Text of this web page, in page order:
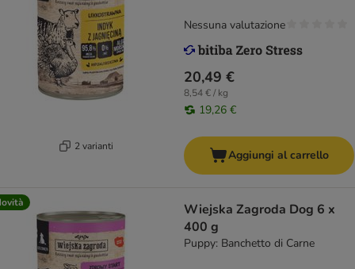
2 varianti
20,49 €
8,54 € / kg
19,26 €
Nessuna valutazione
Aggiungi al carrello
Wiejska Zagroda Dog 6 x
400 g
Puppy: Banchetto di Carne